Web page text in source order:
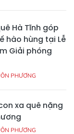
Hà Tĩnh góp
hào hùng tại Lễ
Giải phóng
PHƯƠNG
xa quê nặng
PHƯƠNG